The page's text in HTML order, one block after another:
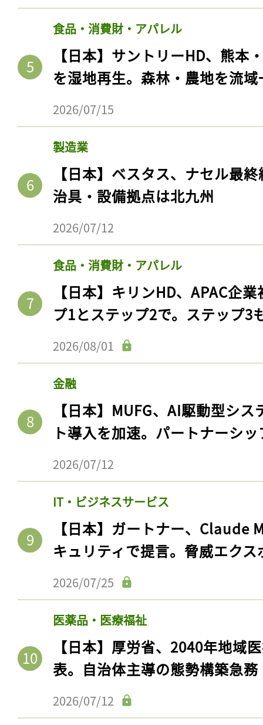
食品・消費財・アパレル
【日本】サントリーHD、熊本
を湿地再生。森林・農地を流
2026/07/15
製造業
【日本】ベスタス、ナセル最
治具・設備拠点は北九州
2026/07/12
食品・消費財・アパレル
【日本】キリンHD、APAC企
プ1とステップ2で。ステップ3
2026/08/01
金融
【日本】MUFG、AI駆動型シ
ト導入を加速。パートナーシ
2026/07/12
IT・ビジネスサービス
【日本】ガートナー、Claude
キュリティで提言。脅威エク
2026/07/25
医薬品・医療福祉
【日本】厚労省、2040年地域
表。自治体主導の態勢構築急務
2026/07/12